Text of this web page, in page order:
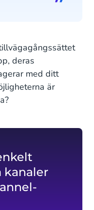
deras
med ditt
är
kanaler